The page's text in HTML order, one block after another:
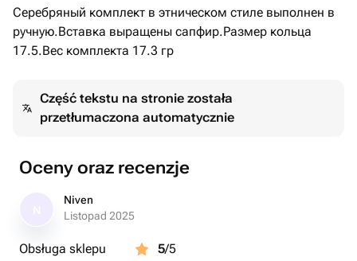
Серебряный комплект в этническом стиле выполнен в
ручную.Вставка выращены сапфир.Размер кольца
17.5.Вес комплекта 17.3 гр
Część tekstu na stronie została
przetłumaczona automatycznie
Oceny oraz recenzje
Niven
Listopad 2025
Obsługa sklepu 5/5